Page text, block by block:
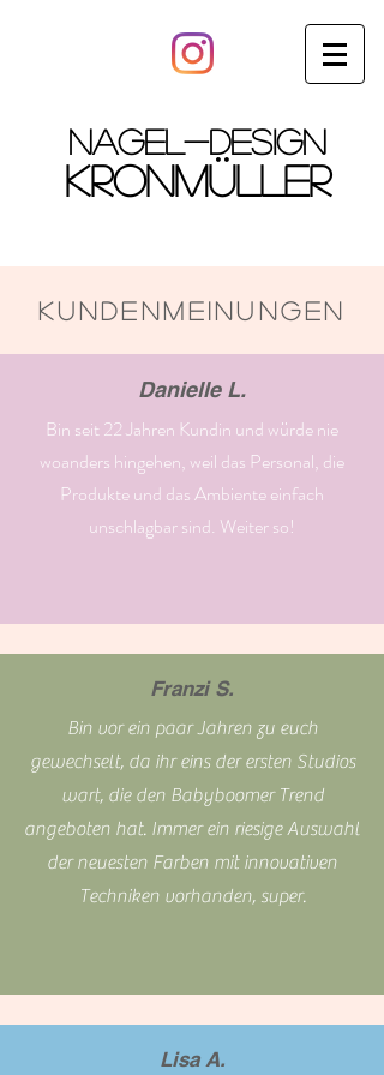
NAGEL-DESIGN
KRONMÜLLER
KUNDENMEINUNGEN
Danielle L.
Bin seit 22 Jahren Kundin und würde nie
woanders hingehen, weil das Personal, die
Produkte und das Ambiente einfach
unschlagbar sind. Weiter so!
Franzi S.
Bin vor ein paar Jahren zu euch
gewechselt, da ihr eins der ersten Studios
wart, die den Babyboomer Trend
angeboten hat. Immer ein riesige Auswahl
der neuesten Farben mit innovativen
Techniken vorhanden, super.
Lisa A.